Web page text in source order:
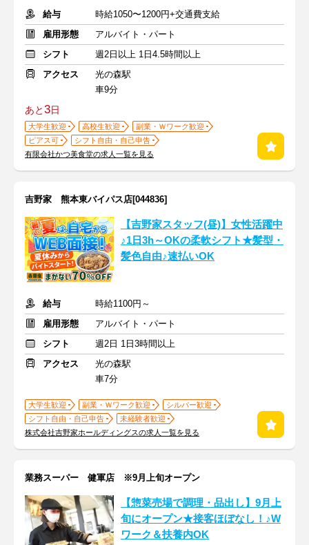
給与
時給1050〜1200円+交通費支給
雇用形態
アルバイト・パート
シフト
週2日以上 1日4.5時間以上
アクセス
光の森駅
車9分
あと3日
大学生歓迎 高校生歓迎
副業・Ｗワーク歓迎
ピアス可
シフト自由・自己申告
有限会社かつ美食堂の求人一覧を見る
吉野家 熊本東バイパス店[044836]
【吉野家スタッフ(昼)】女性活躍中
♪1日3h～OKの柔軟シフト★髪型・
髪色自由♪速払いOK
給与
時給1100円～
雇用形態
アルバイト・パート
シフト
週2日 1日3時間以上
アクセス
光の森駅
車7分
大学生歓迎 副業・Ｗワーク歓迎
シルバー歓迎
シフト自由・自己申告
未経験者歓迎
株式会社吉野家ホールディングスの求人一覧を見る
業務スーパー 健軍店 ※9月上旬オープン
【惣菜売場で調理・品出し】9月上
旬にオープン★接客ほぼなし！♪W
ワーク＆扶養内OK